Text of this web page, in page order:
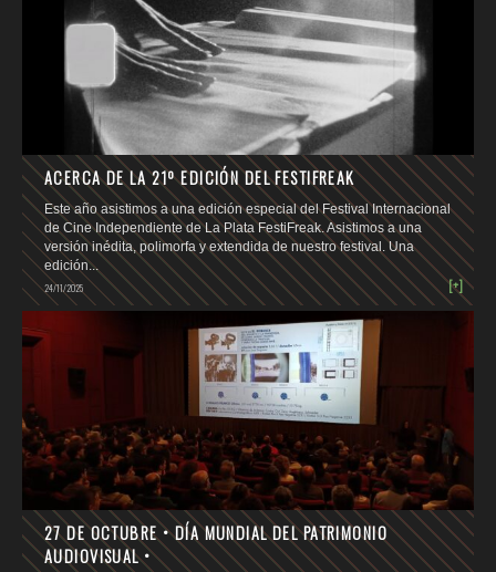
ACERCA DE LA 21º EDICIÓN DEL FESTIFREAK
Este año asistimos a una edición especial del Festival Internacional
de Cine Independiente de La Plata FestiFreak. Asistimos a una
versión inédita, polimorfa y extendida de nuestro festival. Una
edición...
[+]
24/11/2025
27 DE OCTUBRE • DÍA MUNDIAL DEL PATRIMONIO
AUDIOVISUAL •